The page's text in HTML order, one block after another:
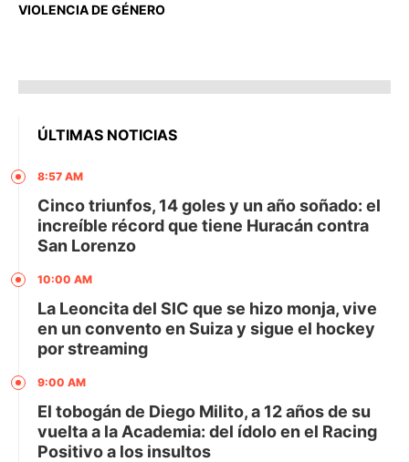
VIOLENCIA DE GÉNERO
ÚLTIMAS NOTICIAS
8:57 AM
Cinco triunfos, 14 goles y un año soñado: el
increíble récord que tiene Huracán contra
San Lorenzo
10:00 AM
La Leoncita del SIC que se hizo monja, vive
en un convento en Suiza y sigue el hockey
por streaming
9:00 AM
El tobogán de Diego Milito, a 12 años de su
vuelta a la Academia: del ídolo en el Racing
Positivo a los insultos